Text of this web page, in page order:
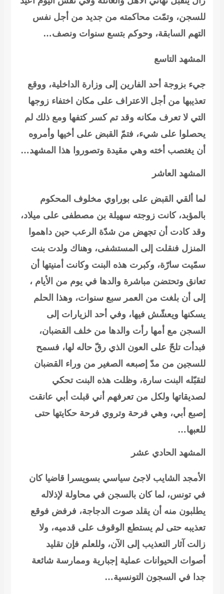
للسجن، وتمّت محاكمته من جديد من أجل نفس
التهم السابقة، وحوكم بتسع سنوات ونصف…
المشهد التاسع
جيء بزوجة أحد الفارين إلى وزارة الداخلية، ووقع
تعذيبها من أجل الاعتراف على مكان اختفاء زوجها
التي لا تعرف مكانه وقد تم كسر كتفها ومع ذلك لم
يحصلوا على شيء، فتمّ القبض على أخيها وأمروه
أن يغتصب أخته وهي مقيدة وتصوروا هذا المشهد…
المشهد العاشر
لما ألقي القبض على بوراوي مخلوف المحكوم
بالمؤبد، كانت زوجته سهيلة بن مصطفى على ميلاد،
وقد كادت أن تجهض من شدّة الرعب حين داهموا
المنزل فنقلت إلى المستشفى، وهناك ولدت بنت
سمّيت سارّة، وكبرت هذه البنت وكانت أمنيتها أن
تعانق وتحتضن مباشرة والدها في يوم من الأيام ،
إلى أن بلغت من العمر سبع سنوات، وهذا الحلم
يسكنها ويعشّش فيها، وفي أحد الزيارات إلى
السجن مع أمها رأت والدها من خلف القضبان،
فبدأت تلحّ على العون الذي رقّ حاله لها، فسمح
للسجين من مدّ إصبعه الصغير من وراء القضبان
لتقبّله البنت سارة، وظلت هذه البنت تحكي
لصديقاتها ولكل من تعرفهم أني قبلت أبي عانقت
إصبع أبي، وهي فرحة وتروي فرحة حكايتها حتى
للعبها…
المشهد الحادي عشر
الأمجد الشايب لاجئ سياسي بسويسرا قاضيا كان
في تونس، لما كان بالسجن في محاولة لإذلاله
يطلبون منه أن يقلد صوت الدجاجة، فرفض فوقع
تعذيبه حتى لم يستطع الوقوف على قدميه، ولا
زالت آثار التعذيب إلى الآن، وللعلم فإن تقليد
أصوات الحيوانات عملية إجبارية وممارسة شائعة
جدا في السجون التونسية…